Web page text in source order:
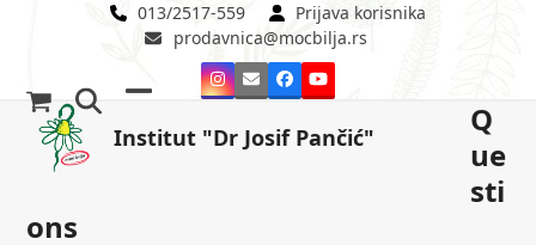
013/2517-559
Prijava korisnika
prodavnica@mocbilja.rs
Instagram
EmailFacebookYouTube
Institut "Dr Josif Pančić"
mobile
mobile
Q
ue
sti
ons